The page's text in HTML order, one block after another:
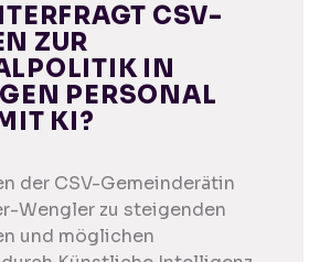
CSV-
ZUR
IN
PERSONAL
KI?
der CSV-Gemeinderätin
Wengler zu steigenden
und möglichen